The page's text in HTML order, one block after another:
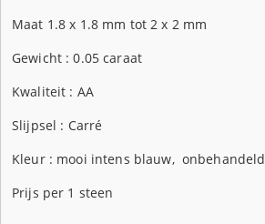
Maat 1.8 x 1.8 mm tot 2 x 2 mm
Gewicht : 0.05 caraat
Kwaliteit : AA
Slijpsel : Carré
Kleur : mooi intens blauw, onbehandeld
Prijs per 1 steen